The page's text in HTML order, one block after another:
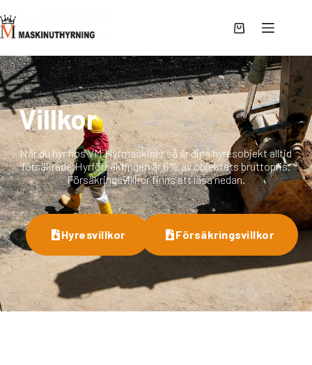
Villkor
När du hyr hos VM Hyrmaskiner så är dina hyresobjekt alltid
försäkrade. ​​​​​​​Hyrförsäkringen är 6% av objektets bruttopris.
Försäkringsvillkor finns att läsa nedan.
Hyresvillkor Försäkringsvillkor